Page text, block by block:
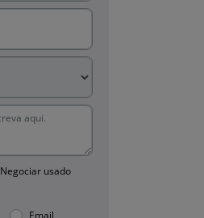
Negociar usado
Email